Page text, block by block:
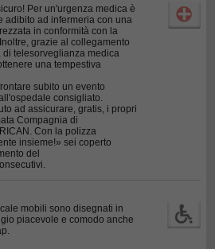
Per un'urgenza medica è
adibito ad infermeria con una
in conformità con la
grazie al collegamento
di telesorveglianza medica
una tempestiva
subito un evento
consigliato.
ad assicurare, gratis, i propri
Compagnia di
Con la polizza
insieme!» sei coperto
del
mobili sono disegnati in
piacevole e comodo anche